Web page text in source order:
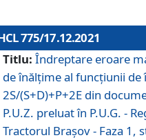
775/17.12.2021
Titlu: Îndreptare eroare
de înălţime al funcţiunii de
2S/(S+D)+P+2E din
P.U.Z. preluat în P.U.G. -
Tractorul Braşov - Faza 1,